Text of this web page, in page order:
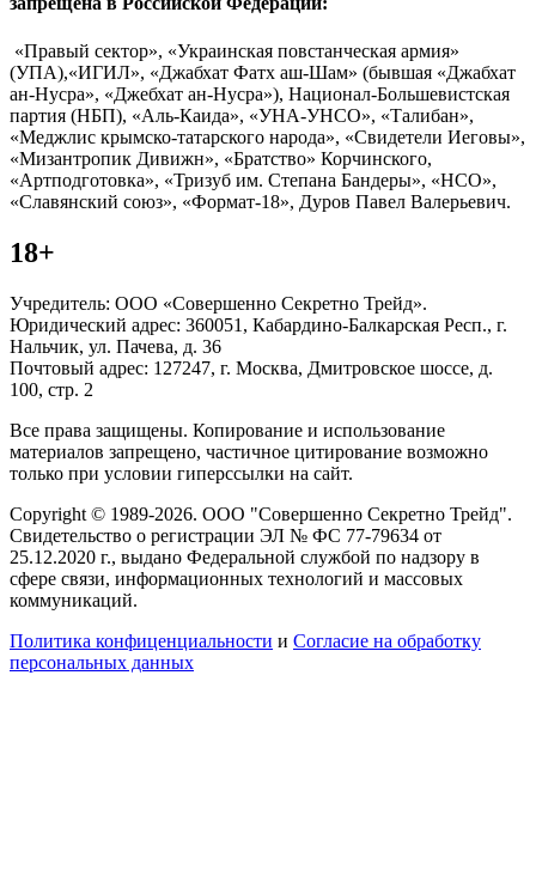
«Правый сектор», «Украинская повстанческая армия»
(УПА),«ИГИЛ», «Джабхат Фатх аш-Шам» (бывшая «Джабхат
ан-Нусра», «Джебхат ан-Нусра»), Национал-Большевистская
партия (НБП), «Аль-Каида», «УНА-УНСО», «Талибан»,
«Меджлис крымско-татарского народа», «Свидетели Иеговы»,
«Мизантропик Дивижн», «Братство» Корчинского,
«Артподготовка», «Тризуб им. Степана Бандеры», «НСО»,
«Славянский союз», «Формат-18», Дуров Павел Валерьевич.
18+
Учредитель: ООО «Совершенно Секретно Трейд».
Юридический адрес: 360051, Кабардино-Балкарская Респ., г.
Нальчик, ул. Пачева, д. 36
Почтовый адрес: 127247, г. Москва, Дмитровское шоссе, д.
100, стр. 2
Все права защищены. Копирование и использование
материалов запрещено, частичное цитирование возможно
только при условии гиперссылки на сайт.
Copyright © 1989-2026. ООО "Совершенно Секретно Трейд".
Свидетельство о регистрации ЭЛ № ФС 77-79634 от
25.12.2020 г., выдано Федеральной службой по надзору в
сфере связи, информационных технологий и массовых
коммуникаций.
Политика конфиценциальности и Согласие на обработку
персональных данных